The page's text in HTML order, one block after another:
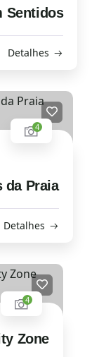
Sentidos
Detalhes
4
da Praia
Detalhes
4
Zone